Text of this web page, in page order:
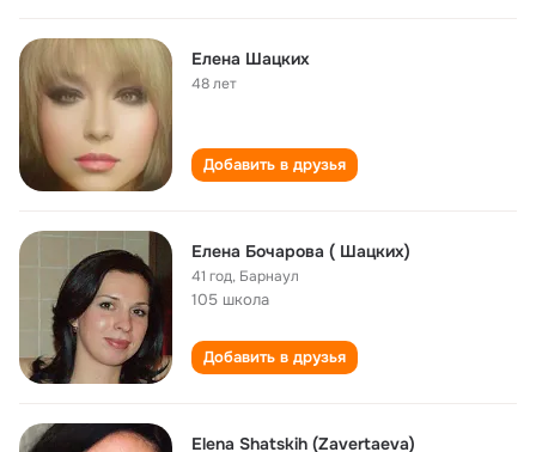
Елена Шацких
48 лет
Добавить в друзья
Елена Бочарова ( Шацких)
41 год, Барнаул
105 школа
Добавить в друзья
Elena Shatskih (Zavertaeva)